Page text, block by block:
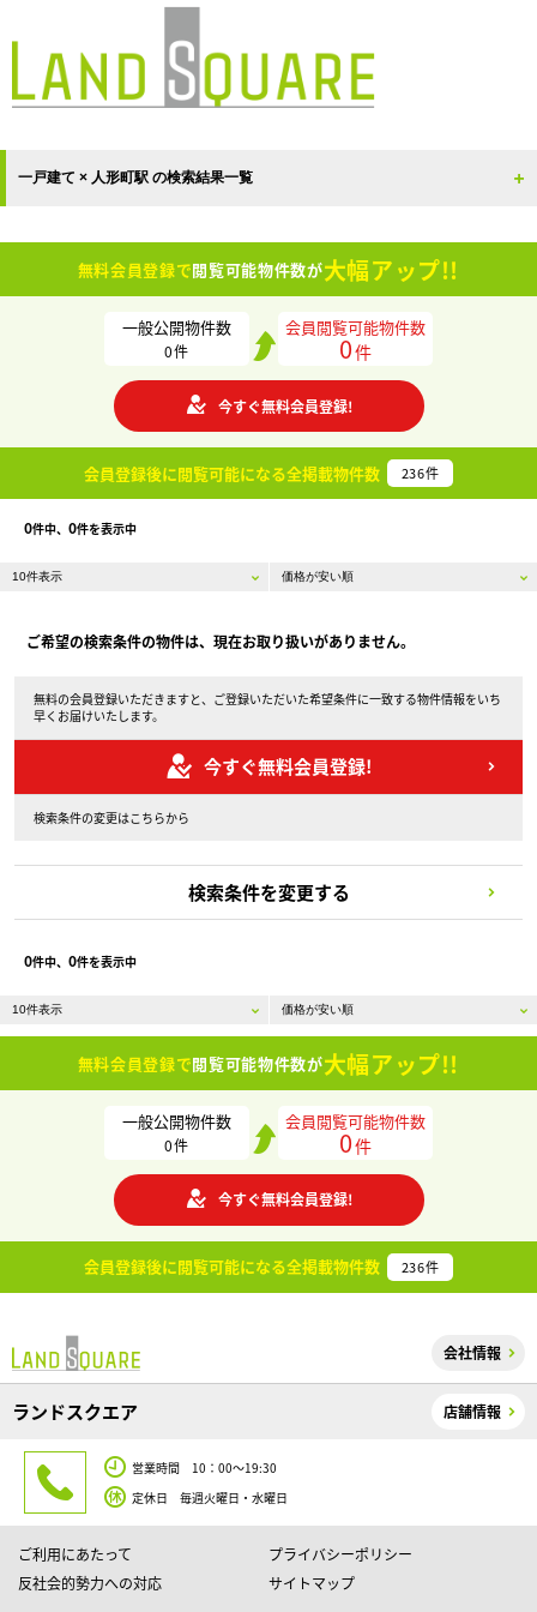
一戸建て × 人形町駅 の検索結果一覧
無料会員登録で閲覧可能物件数が大幅アップ!!
一般公開物件数
0件
会員閲覧可能物件数
0件
今すぐ無料会員登録!
会員登録後に閲覧可能になる全掲載物件数 236件
0件中、 0件を表示中
ご希望の検索条件の物件は、現在お取り扱いがありません。
無料の会員登録いただきますと、ご登録いただいた希望条件に一致する物件情報をいち
早くお届けいたします。
今すぐ無料会員登録!
検索条件の変更はこちらから
検索条件を変更する
0件中、 0件を表示中
無料会員登録で閲覧可能物件数が大幅アップ!!
一般公開物件数
0件
会員閲覧可能物件数
0件
今すぐ無料会員登録!
会員登録後に閲覧可能になる全掲載物件数 236件
会社情報
ランドスクエア 店舗情報
営業時間 10：00～19:30
定休日 毎週火曜日・水曜日
ご利用にあたって
プライバシーポリシー
反社会的勢力への対応
サイトマップ